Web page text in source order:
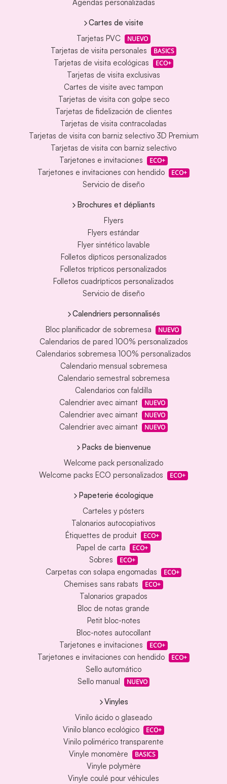
Agendas personalizadas
Cartes de visite
Tarjetas PVC
NUEVO
Tarjetas de visita personales BASICS
Tarjetas de visita ecológicas ECO+
Tarjetas de visita exclusivas
Cartes de visite avec tampon
Tarjetas de visita con golpe seco
Tarjetas de fidelización de clientes
Tarjetas de visita contracoladas
Tarjetas de visita con barniz selectivo 3D Premium
Tarjetas de visita con barniz selectivo
Tarjetones e invitaciones
ECO+
Tarjetones e invitaciones con hendido ECO+
Servicio de diseño
Brochures et dépliants
Flyers
Flyers estándar
Flyer sintético lavable
Folletos dípticos personalizados
Folletos trípticos personalizados
Folletos cuadrípticos personalizados
Servicio de diseño
Calendriers personnalisés
Bloc planificador de sobremesa
NUEVO
Calendarios de pared 100% personalizados
Calendarios sobremesa 100% personalizados
Calendario mensual sobremesa
Calendario semestral sobremesa
Calendarios con faldilla
Calendrier avec aimant
NUEVO
Calendrier avec aimant NUEVO
Calendrier avec aimant NUEVO
Packs de bienvenue
Welcome pack personalizado
Welcome packs ECO personalizados
ECO+
Papeterie écologique
Carteles y pósters
Talonarios autocopiativos
Étiquettes de produit
ECO+
Papel de carta ECO+
Sobres ECO+
Carpetas con solapa engomadas ECO+
Chemises sans rabats ECO+
Talonarios grapados
Bloc de notas grande
Petit bloc-notes
Bloc-notes autocollant
Tarjetones e invitaciones
ECO+
Tarjetones e invitaciones con hendido ECO+
Sello automático
Sello manual
NUEVO
Vinyles
Vinilo ácido o glaseado
Vinilo blanco ecológico
ECO+
Vinilo polimérico transparente
Vinyle monomère
BASICS
Vinyle polymère
Vinyle coulé pour véhicules